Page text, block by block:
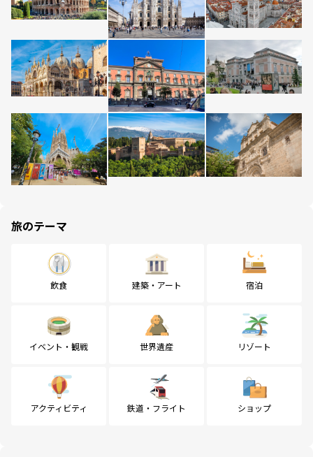
旅のテーマ
飲食 建築・アート 宿泊
イベント・観戦 世界遺産 リゾート
アクティビティ 鉄道・フライト ショップ